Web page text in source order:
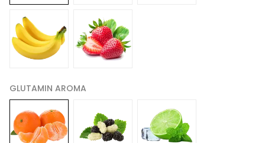
GLUTAMIN AROMA